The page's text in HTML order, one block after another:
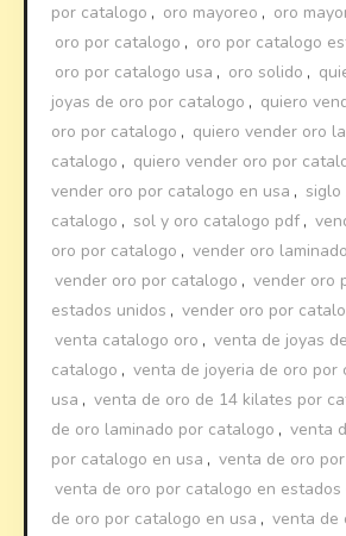
por catalogo , oro mayoreo , oro
oro por catalogo , oro por catalogo
oro por catalogo usa , oro solido ,
joyas de oro por catalogo , quiero
oro por catalogo , quiero vender oro
catalogo , quiero vender oro por
vender oro por catalogo en usa , siglo
catalogo , sol y oro catalogo pdf ,
oro por catalogo , vender oro
vender oro por catalogo , vender oro
estados unidos , vender oro por
venta catalogo oro , venta de joyas
catalogo , venta de joyeria de oro por
usa , venta de oro de 14 kilates por
de oro laminado por catalogo , venta
por catalogo en usa , venta de oro
venta de oro por catalogo en estados
de oro por catalogo en usa , venta de